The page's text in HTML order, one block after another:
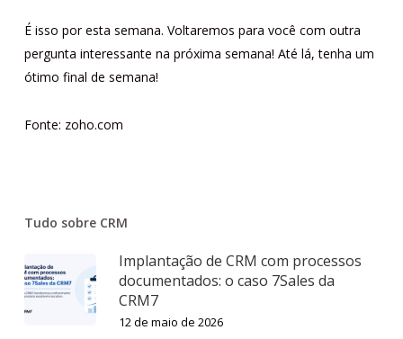
É isso por esta semana. Voltaremos para você com outra
pergunta interessante na próxima semana! Até lá, tenha um
ótimo final de semana!
Fonte: zoho.com
Tudo sobre CRM
Implantação de CRM com processos
documentados: o caso 7Sales da
CRM7
12 de maio de 2026